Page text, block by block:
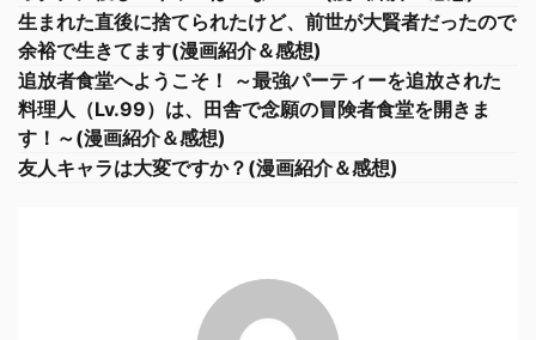
生まれた直後に捨てられたけど、前世が大賢者だったので
余裕で生きてます(漫画紹介＆感想)
追放者食堂へようこそ！ ～最強パーティーを追放された
料理人（Lv.99）は、田舎で念願の冒険者食堂を開きま
す！～(漫画紹介＆感想)
友人キャラは大変ですか？(漫画紹介＆感想)